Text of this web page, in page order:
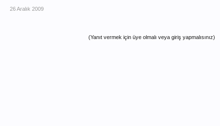
26 Aralık 2009
(Yanıt vermek için üye olmalı veya giriş yapmalısınız)